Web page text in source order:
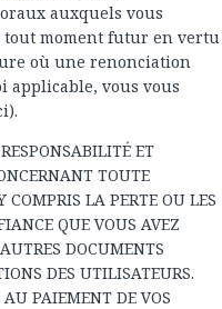
auxquels vous
moment futur en vertu
où une renonciation
applicable, vous vous
ET
TOUTE
LA PERTE OU LES
QUE VOUS AVEZ
DOCUMENTS
DES UTILISATEURS.
PAIEMENT DE VOS